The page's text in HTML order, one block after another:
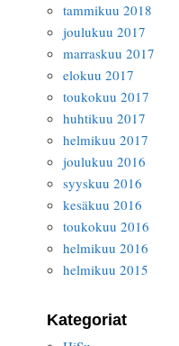
tammikuu 2018
joulukuu 2017
marraskuu 2017
elokuu 2017
toukokuu 2017
huhtikuu 2017
helmikuu 2017
joulukuu 2016
syyskuu 2016
kesäkuu 2016
toukokuu 2016
helmikuu 2016
helmikuu 2015
Kategoriat